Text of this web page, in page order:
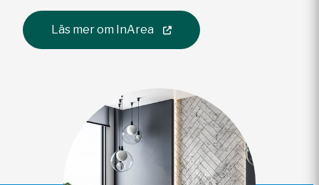
Läs mer om InArea